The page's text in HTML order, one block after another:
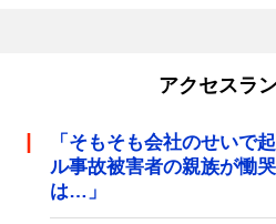
アクセスラ
「そもそも会社のせい
ル事故被害者の親族が慟
は…」